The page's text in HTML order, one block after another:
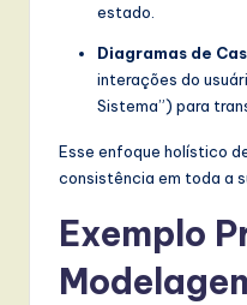
estado.
Diagramas de
interações do
Sistema”) para
Esse enfoque holístico
consistência em toda a
Exemplo